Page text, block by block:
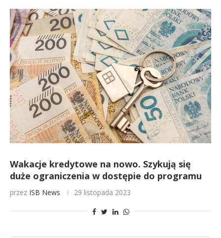
Wakacje kredytowe na nowo. Szykują się
duże ograniczenia w dostępie do programu
przez ISB News 29 listopada 2023